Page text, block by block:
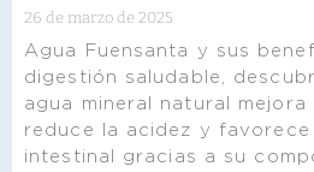
26 de marzo de 2025
Agua Fuensanta y sus
digestión saludable,
agua mineral natural mejora
reduce la acidez y
intestinal gracias a su